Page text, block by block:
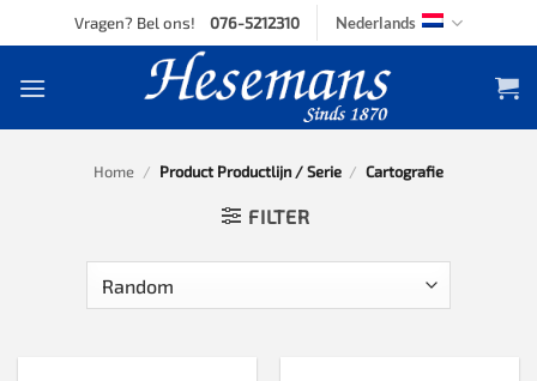
to
Vragen? Bel ons! 076-5212310 Nederlands
Home / Product Productlijn / Serie / Cartografie
FILTER